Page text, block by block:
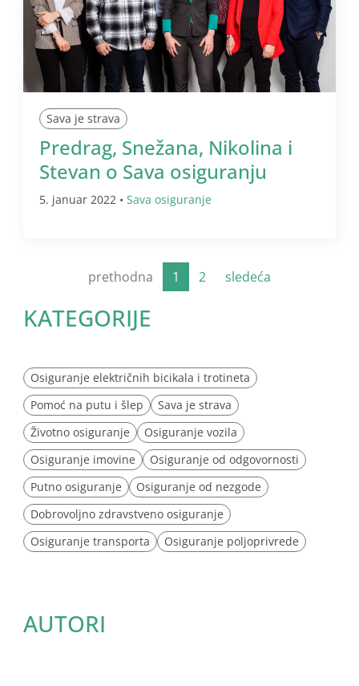
Sava je strava
Predrag, Snežana, Nikolina i
Stevan o Sava osiguranju
5. januar 2022 • Sava osiguranje
prethodna 1 2 sledeća
KATEGORIJE
Osiguranje električnih bicikala i trotineta
Pomoć na putu i šlep
Sava je strava
Životno osiguranje
Osiguranje vozila
Osiguranje imovine
Osiguranje od odgovornosti
Putno osiguranje
Osiguranje od nezgode
Dobrovoljno zdravstveno osiguranje
Osiguranje transporta
Osiguranje poljoprivrede
AUTORI